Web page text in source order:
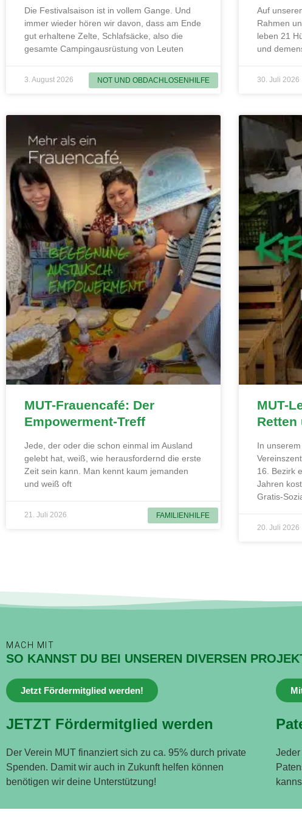
NOT UND OBDACHLOSENHILFE
Die Festivalsaison ist in vollem Gange. Und
immer wieder hören wir davon, dass am Ende
gut erhaltene Zelte, Schlafsäcke, also die
gesamte Campingausrüstung von Leuten
3. August 2026
Auf
Rahmen
leben 21
und
30. Juli 2026
FAMILIENHILFE
MUT-Frauencafé: Der
Empowerment-Treff
Jede, der oder die schon einmal im Ausland
gelebt hat, weiß, wie herausfordernd die erste
Zeit sein kann. Man kennt kaum jemanden
und weiß oft
21. Juli 2026
MUT-
Retten
In
16. Bezirk
Jahren
Gratis-
20. Juli 2026
MACH MIT
SO KANNST DU BEI UNSEREN DIVERSEN
Jetzt Fördermitglied werden!
JETZT Fördermitglied werden
Der Verein MUT finanziert sich zu ca. 95% durch private
Spenden. Damit wir auch in Zukunft helfen können
benötigen wir deine Unterstützung!